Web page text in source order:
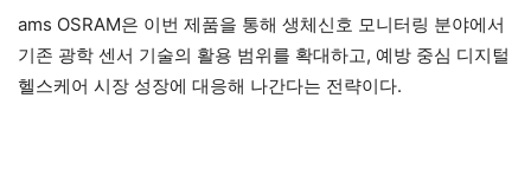
ams OSRAM은 이번 제품을 통해 생체신호 모니터링 분야에서
기존 광학 센서 기술의 활용 범위를 확대하고, 예방 중심 디지털
헬스케어 시장 성장에 대응해 나간다는 전략이다.